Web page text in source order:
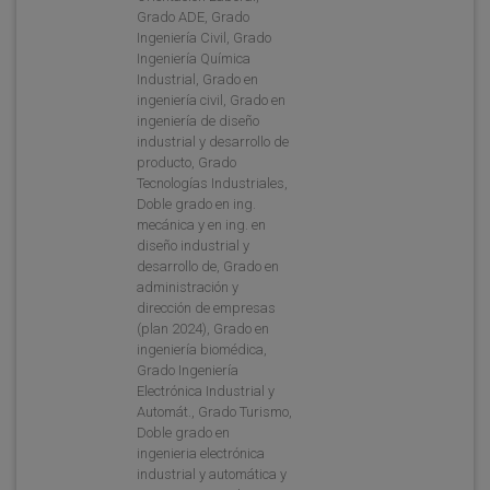
Grado ADE, Grado
Ingeniería Civil, Grado
Ingeniería Química
Industrial, Grado en
ingeniería civil, Grado en
ingeniería de diseño
industrial y desarrollo de
producto, Grado
Tecnologías Industriales,
Doble grado en ing.
mecánica y en ing. en
diseño industrial y
desarrollo de, Grado en
administración y
dirección de empresas
(plan 2024), Grado en
ingeniería biomédica,
Grado Ingeniería
Electrónica Industrial y
Automát., Grado Turismo,
Doble grado en
ingenieria electrónica
industrial y automática y